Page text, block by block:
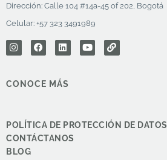
Dirección: Calle 104 #14a-45 of 202, Bogotá
Celular: +57 323 3491989
CONOCE MÁS
POLÍTICA DE PROTECCIÓN DE DATOS
CONTÁCTANOS
BLOG